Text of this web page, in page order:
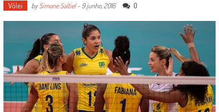
Vôlei bySimone Saltiel- 9 junho, 2016 0